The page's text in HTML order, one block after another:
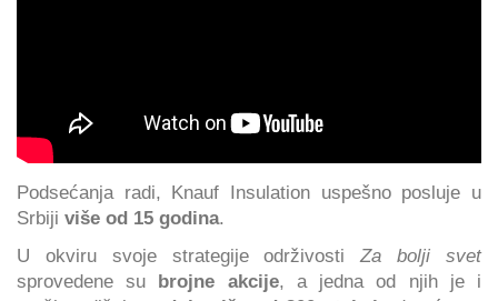
Podsećanja radi, Knauf Insulation uspešno posluje u
Srbiji više od 15 godina.
U okviru svoje strategije održivosti Za bolji svet
sprovedene su brojne akcije, a jedna od njih je i